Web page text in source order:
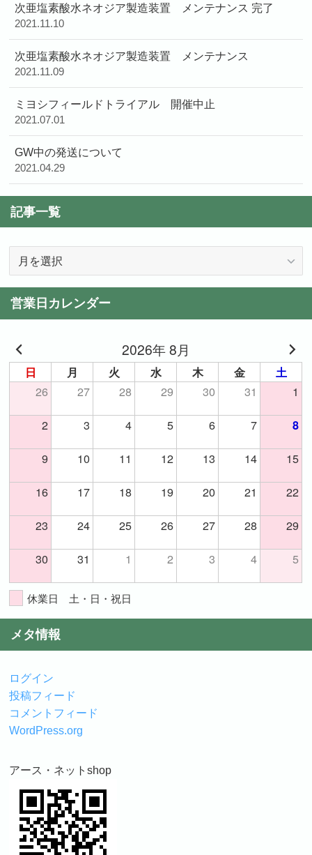
次亜塩素酸水ネオジア製造装置 メンテナンス 完了
2021.11.10
次亜塩素酸水ネオジア製造装置 メンテナンス
2021.11.09
ミヨシフィールドトライアル 開催中止
2021.07.01
GW中の発送について
2021.04.29
記事一覧
一
覧
営業日カレンダー
2026年 8月
日 月 火 水 木 金 土
26 27 28 29 30 31
1
2
3 4 5 6 7 8
9 10 11 12 13 14
15
16
17 18 19 20 21
22
23
24 25 26 27 28
29
30
31 1 2 3 4 5
休業日 土・日・祝日
メタ情報
ログイン
投稿フィード
コメントフィード
WordPress.org
アース・ネットshop